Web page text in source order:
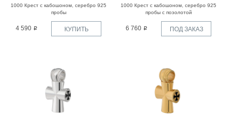
1000 Крест с кабошоном, серебро 925
пробы
4 590 КУПИТЬ
1000 Крест с кабошоном, серебро 925
пробы с позолотой
6 760 ПОД ЗАКАЗ